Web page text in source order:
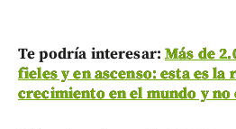
Te podría interesar:Más de
fieles y en ascenso: esta es
crecimiento en el mundo y